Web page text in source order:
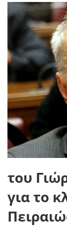
του
για το